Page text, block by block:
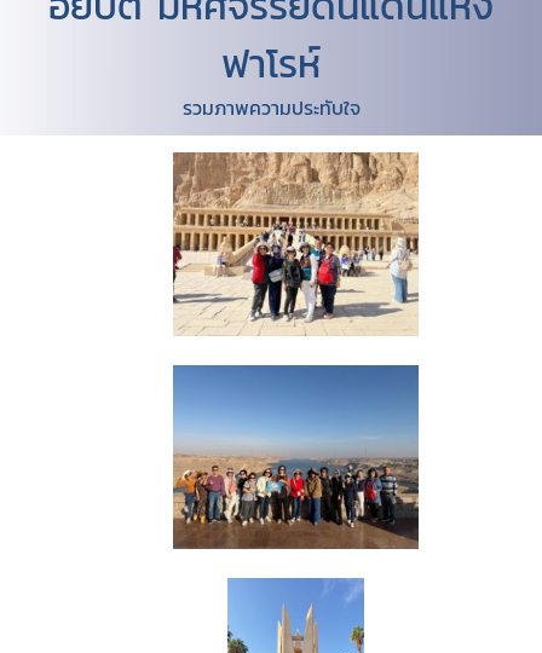
ฟาโรห์
รวมภาพความประทับใจ